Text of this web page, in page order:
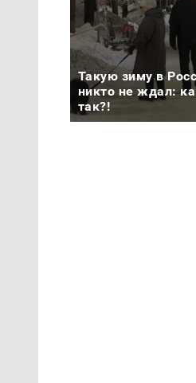
Такую зиму в
никто не ждал:
так?!